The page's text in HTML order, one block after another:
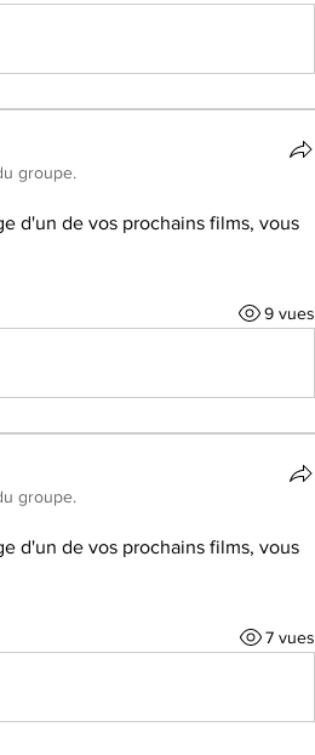
groupe.
d'un de vos prochains films, vous
9 vues
groupe.
d'un de vos prochains films, vous
7 vues